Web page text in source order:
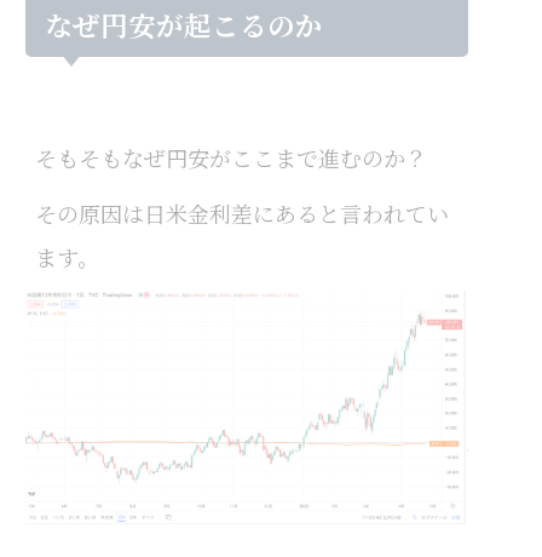
なぜ円安が起こるのか
そもそもなぜ円安がここまで進むのか？
その原因は日米金利差にあると言われてい
ます。